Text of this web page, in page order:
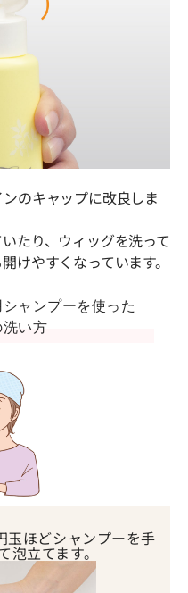
のキャップに改良しま
たり、ウィッグを洗って
けやすくなっています。
ャンプーを使った
洗い方
玉ほどシャンプーを手
立てます。